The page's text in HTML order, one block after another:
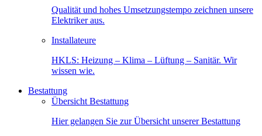
Qualität und hohes Umsetzungstempo zeichnen unsere
Elektriker aus.
Installateure
HKLS: Heizung – Klima – Lüftung – Sanitär. Wir
wissen wie.
Bestattung
Übersicht Bestattung
Hier gelangen Sie zur Übersicht unserer Bestattung